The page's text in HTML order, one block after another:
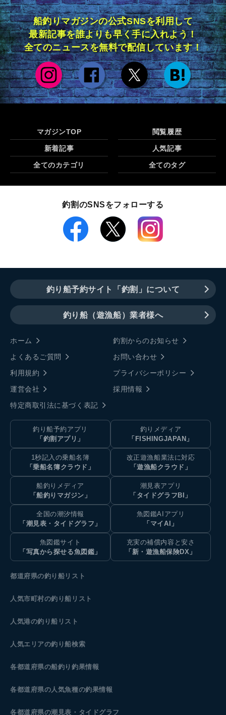
船釣りマガジンの公式SNSを利用して
最新記事を誰よりも早く手に入れよう！
全てのニュースを無料で配信しています！
マガジンTOP 閲覧履歴
新着記事 人気記事
全てのカテゴリ 全てのタグ
釣割のSNSをフォローする
釣り船予約サイト「釣割」について
釣り船（遊漁船）業者様へ
ホーム
釣割からのお知らせ
よくあるご質問
お問い合わせ
利用規約
プライバシーポリシー
運営会社
採用情報
特定商取引法に基づく表記
釣り船予約アプリ
「釣割アプリ」
釣りメディア
「FISHINGJAPAN」
1秒記入の乗船名簿
「乗船名簿クラウド」
改正遊漁船業法に対応
「遊漁船クラウド」
船釣りメディア
「船釣りマガジン」
潮見表アプリ
「タイドグラフBI」
全国の潮汐情報
「潮見表・タイドグラフ」
魚図鑑AIアプリ
「マイAI」
魚図鑑サイト
「写真から探せる魚図鑑」
充実の補償内容と安さ
「新・遊漁船保険DX」
都道府県の釣り船リスト
人気市町村の釣り船リスト
人気港の釣り船リスト
人気エリアの釣り船検索
各都道府県の船釣り釣果情報
各都道府県の人気魚種の釣果情報
各都道府県の潮見表 ・タイドグラフ